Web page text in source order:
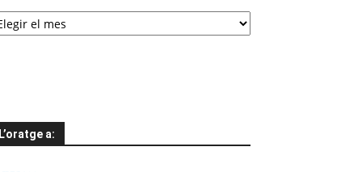
L’oratge a: